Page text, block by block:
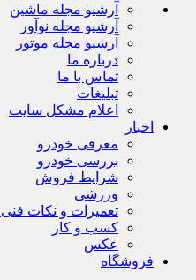
آرشیو مجله ماشین
آرشیو مجله نوآور
آرشیو مجله موتور
درباره ما
تماس با ما
تبلیغات
اعلام مشکل سایت
اخبار
معرفی خودرو
بررسی خودرو
شرایط فروش
ورزشی
تعمیرات و نکات
کسب و کار
عکس
فروشگاه